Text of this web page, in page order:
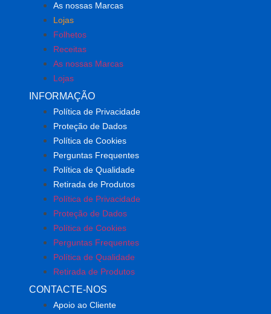
As nossas Marcas
Lojas
Folhetos
Receitas
As nossas Marcas
Lojas
INFORMAÇÃO
Política de Privacidade
Proteção de Dados
Política de Cookies
Perguntas Frequentes
Política de Qualidade
Retirada de Produtos
Política de Privacidade
Proteção de Dados
Política de Cookies
Perguntas Frequentes
Política de Qualidade
Retirada de Produtos
CONTACTE-NOS
Apoio ao Cliente